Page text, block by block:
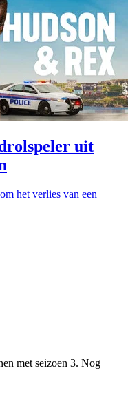
uit
het verlies van een
met seizoen 3. Nog